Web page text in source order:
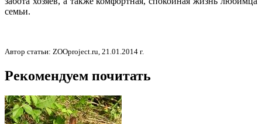
семьи.
Автор статьи: ZOOproject.ru, 21.01.2014 г.
Рекомендуем почитать